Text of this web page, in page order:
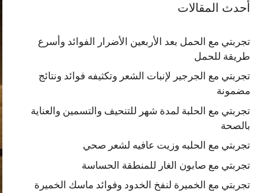
أحدث المقالات
تجربتي مع الحمل بعد الأربعين الأضرار الفوائد وأسرع
طريقة للحمل
تجربتي مع الجرجير لإنبات الشعر وتكثيفه فوائد ونتائج
مضمونة
تجربتي مع الحلبة لمدة شهر للتنحيف والتسمين والعناية
بالصحة
تجربتي مع الحلبه وزيت عافيه لشعر صحي
تجربتي مع صابون الغار للمنطقة الحساسة
تجربتي مع الخميرة لنفخ الخدود وفوائد ماسك الخميرة